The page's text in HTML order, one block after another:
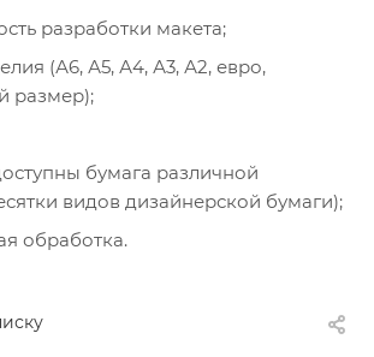
разработки макета;
(А6, А5, А4, А3, А2, евро,
размер);
бумага различной
видов дизайнерской бумаги);
обработка.